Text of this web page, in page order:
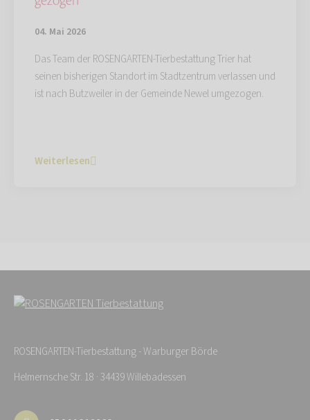
04. Mai 2026
Das Team der ROSENGARTEN-Tierbestattung Trier hat
seinen bisherigen Standort im Stadtzentrum verlassen und
ist nach Butzweiler in der Gemeinde Newel umgezogen.
Weiterlesen
ROSENGARTEN-Tierbestattung - Warburger Börde
Helmernsche Str. 18 · 34439 Willebadessen